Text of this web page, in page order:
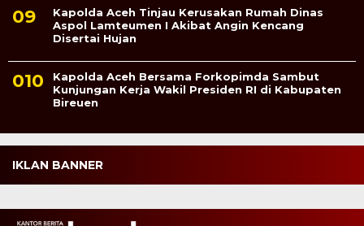
Kapolda Aceh Tinjau Kerusakan Rumah Dinas
Aspol Lamteumen I Akibat Angin Kencang
Disertai Hujan
Kapolda Aceh Bersama Forkopimda Sambut
Kunjungan Kerja Wakil Presiden RI di Kabupaten
Bireuen
IKLAN BANNER